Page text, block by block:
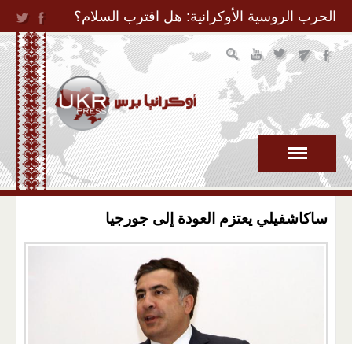
Jump to Navigation
الحرب الروسية الأوكرانية: هل اقترب السلام؟
ساكاشفيلي يعتزم العودة إلى جورجيا